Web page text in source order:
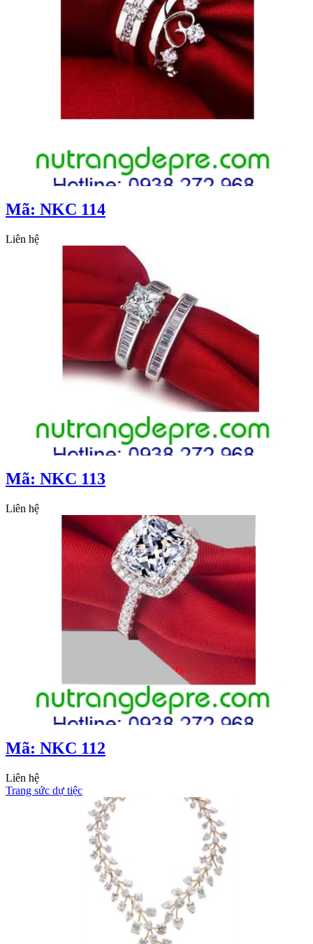
Mã: NKC 114
Liên hệ
Mã: NKC 113
Liên hệ
Mã: NKC 112
Liên hệ
Trang sức dự tiệc